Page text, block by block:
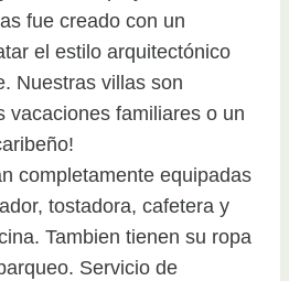
fue creado con un
el estilo arquitectónico
Nuestras villas son
vacaciones familiares o un
completamente equipadas
tostadora, cafetera y
Tambien tienen su ropa
Servicio de